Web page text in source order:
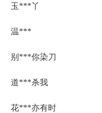
玉***丫
温***
别***你染刀
道***杀我
花***亦有时